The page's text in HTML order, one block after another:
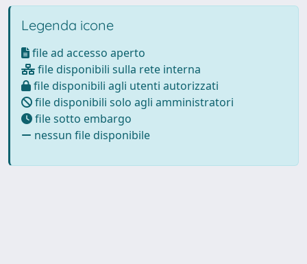
Legenda icone
file ad accesso aperto
file disponibili sulla rete interna
file disponibili agli utenti autorizzati
file disponibili solo agli amministratori
file sotto embargo
nessun file disponibile